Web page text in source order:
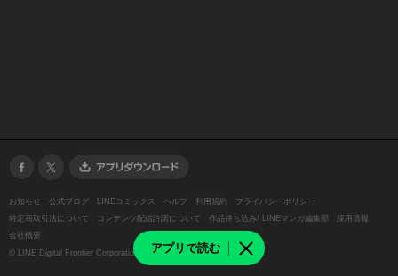
アプリで読む
お知らせ 公式ブログ LINEコミックス ヘルプ 利用規約
プライバシーポリシー
特定商取引法について
コンテンツ配信許諾について 作品持ち込み/ LINEマンガ編集部
採用情報
会社概要
© LINE Digital Frontier Corporation